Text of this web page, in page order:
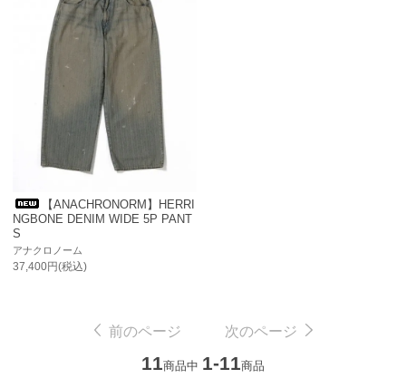
【ANACHRONORM】HERRI
NGBONE DENIM WIDE 5P PANT
S
アナクロノーム
37,400円(税込)
前のページ 次のページ
11商品中 1-11商品